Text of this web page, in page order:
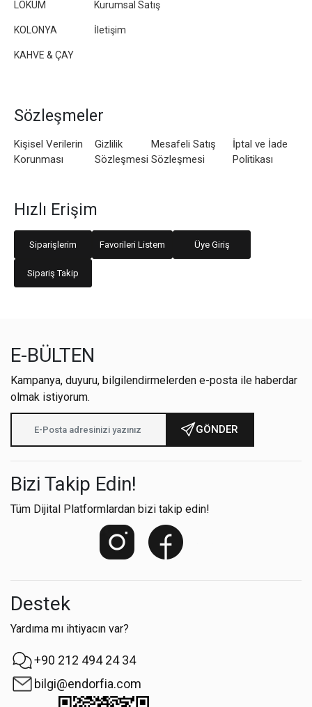
LOKUM
KOLONYA
KAHVE & ÇAY
Kurumsal Satış
İletişim
Sözleşmeler
Kişisel Verilerin
Korunması
Gizlilik
Sözleşmesi
Mesafeli Satış
Sözleşmesi
İptal ve İade
Politikası
Hızlı Erişim
Siparişlerim Favorileri Listem Üye Giriş
Sipariş Takip
E-BÜLTEN
Kampanya, duyuru, bilgilendirmelerden e-posta ile haberdar
olmak istiyorum.
GÖNDER
Bizi Takip Edin!
Tüm Dijital Platformlardan bizi takip edin!
Destek
Yardıma mı ihtiyacın var?
+90 212 494 24 34
bilgi@endorfia.com